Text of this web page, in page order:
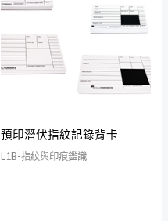
預印潛伏指紋記錄背卡
L1B-指紋與印痕鑑識